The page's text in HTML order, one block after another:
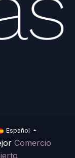
Español
Comercio